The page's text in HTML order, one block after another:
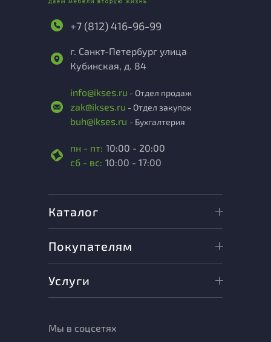
+7 (812) 416-96-99
г. Санкт-Петербург улица
Кубинская, д. 84
info@ikses.ru - Отдел продаж
zak@ikses.ru - Отдел закупок
buh@ikses.ru - Бухгалтерия
пн - пт: 10:00 - 20:00
сб - вс: 10:00 - 17:00
Каталог
Покупателям
Услуги
Мы в соцсетях